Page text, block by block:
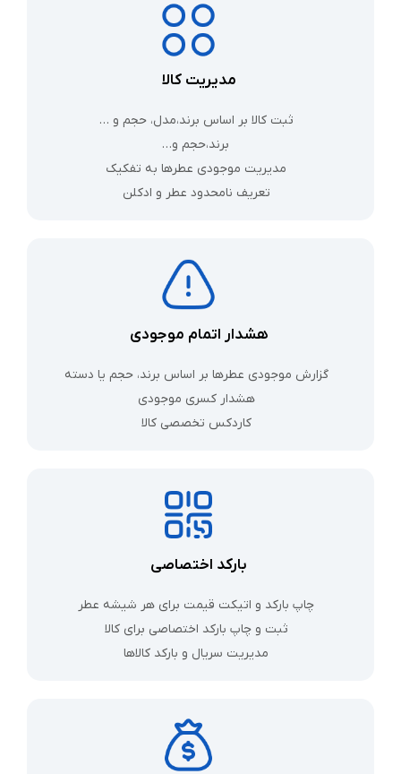
مدیریت کالا
ثبت کالا بر‌ اساس برند،مدل، حجم و …
برند،حجم و…
مدیریت موجودی عطرها به تفکیک
تعریف نامحدود عطر و ادکلن
هشدار اتمام موجودی
گزارش موجودی عطرها بر اساس برند، حجم یا دسته
هشدار کسری موجودی
کاردکس تخصصی کالا
بارکد اختصاصی
چاپ بارکد و اتیکت قیمت برای هر شیشه عطر
ثبت و چاپ بارکد اختصاصی برای کالا
مدیریت سریال و بارکد کالاها